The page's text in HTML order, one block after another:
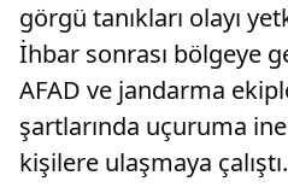
görgü tanıkları olayı
İhbar sonrası bölgeye
AFAD ve jandarma
şartlarında uçuruma
kişilere ulaşmaya çalıştı.